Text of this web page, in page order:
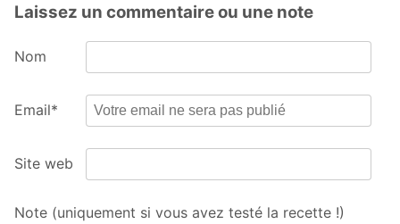
Laissez un commentaire ou une note
Nom
Email*
Site web
Note (uniquement si vous avez testé la recette !)